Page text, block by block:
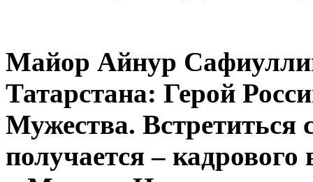
Майор Айнур
Татарстана: Герой
Мужества. Встретиться
получается –